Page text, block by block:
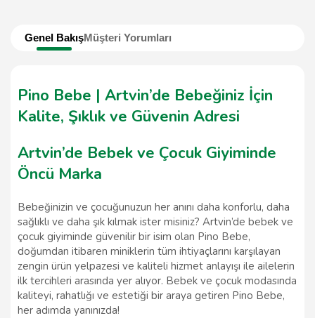
Genel BakışMüşteri Yorumları
Pino Bebe | Artvin’de Bebeğiniz İçin
Kalite, Şıklık ve Güvenin Adresi
Artvin’de Bebek ve Çocuk Giyiminde
Öncü Marka
Bebeğinizin ve çocuğunuzun her anını daha konforlu, daha
sağlıklı ve daha şık kılmak ister misiniz? Artvin’de bebek ve
çocuk giyiminde güvenilir bir isim olan Pino Bebe,
doğumdan itibaren miniklerin tüm ihtiyaçlarını karşılayan
zengin ürün yelpazesi ve kaliteli hizmet anlayışı ile ailelerin
ilk tercihleri arasında yer alıyor. Bebek ve çocuk modasında
kaliteyi, rahatlığı ve estetiği bir araya getiren Pino Bebe,
her adımda yanınızda!